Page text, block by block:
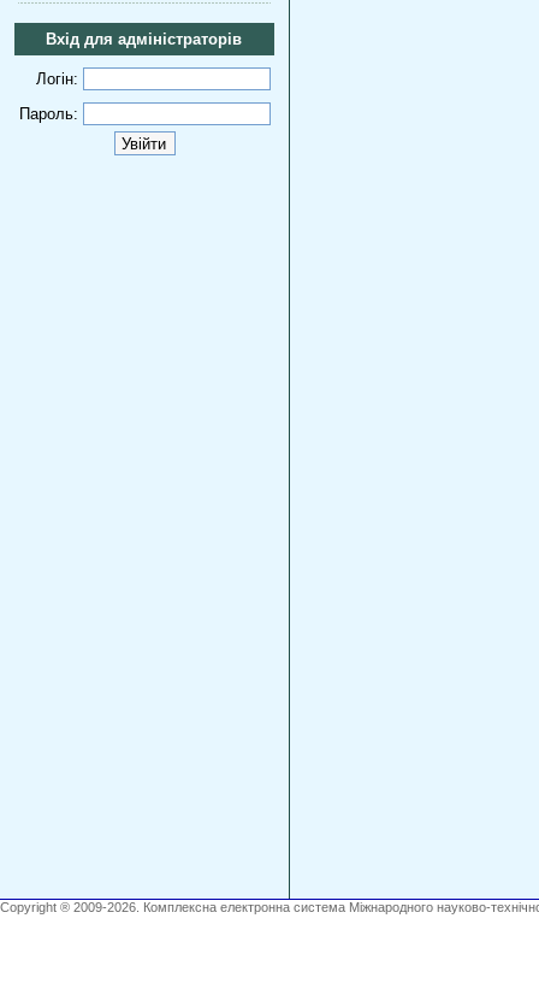
Вхід для адміністраторів
Логін:
Пароль:
Copyright ® 2009-2026. Комплексна електронна система Міжнародного науково-